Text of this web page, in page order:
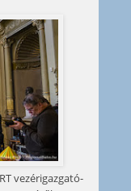
vezérigazgató-